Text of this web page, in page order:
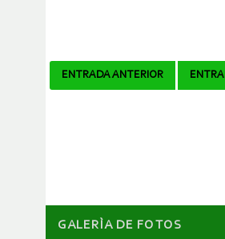
Navegador
ENTRADA ANTERIOR
GALERÌA DE FOTOS